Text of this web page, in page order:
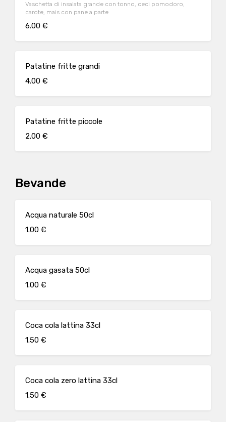
Vaschetta di insalata grande con tonno, ceci pomodoro,
carote, mais con pane a parte
6.00 €
Patatine fritte grandi
4.00 €
Patatine fritte piccole
2.00 €
Bevande
Acqua naturale 50cl
1.00 €
Acqua gasata 50cl
1.00 €
Coca cola lattina 33cl
1.50 €
Coca cola zero lattina 33cl
1.50 €